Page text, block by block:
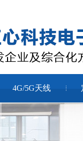
4G/5G天线